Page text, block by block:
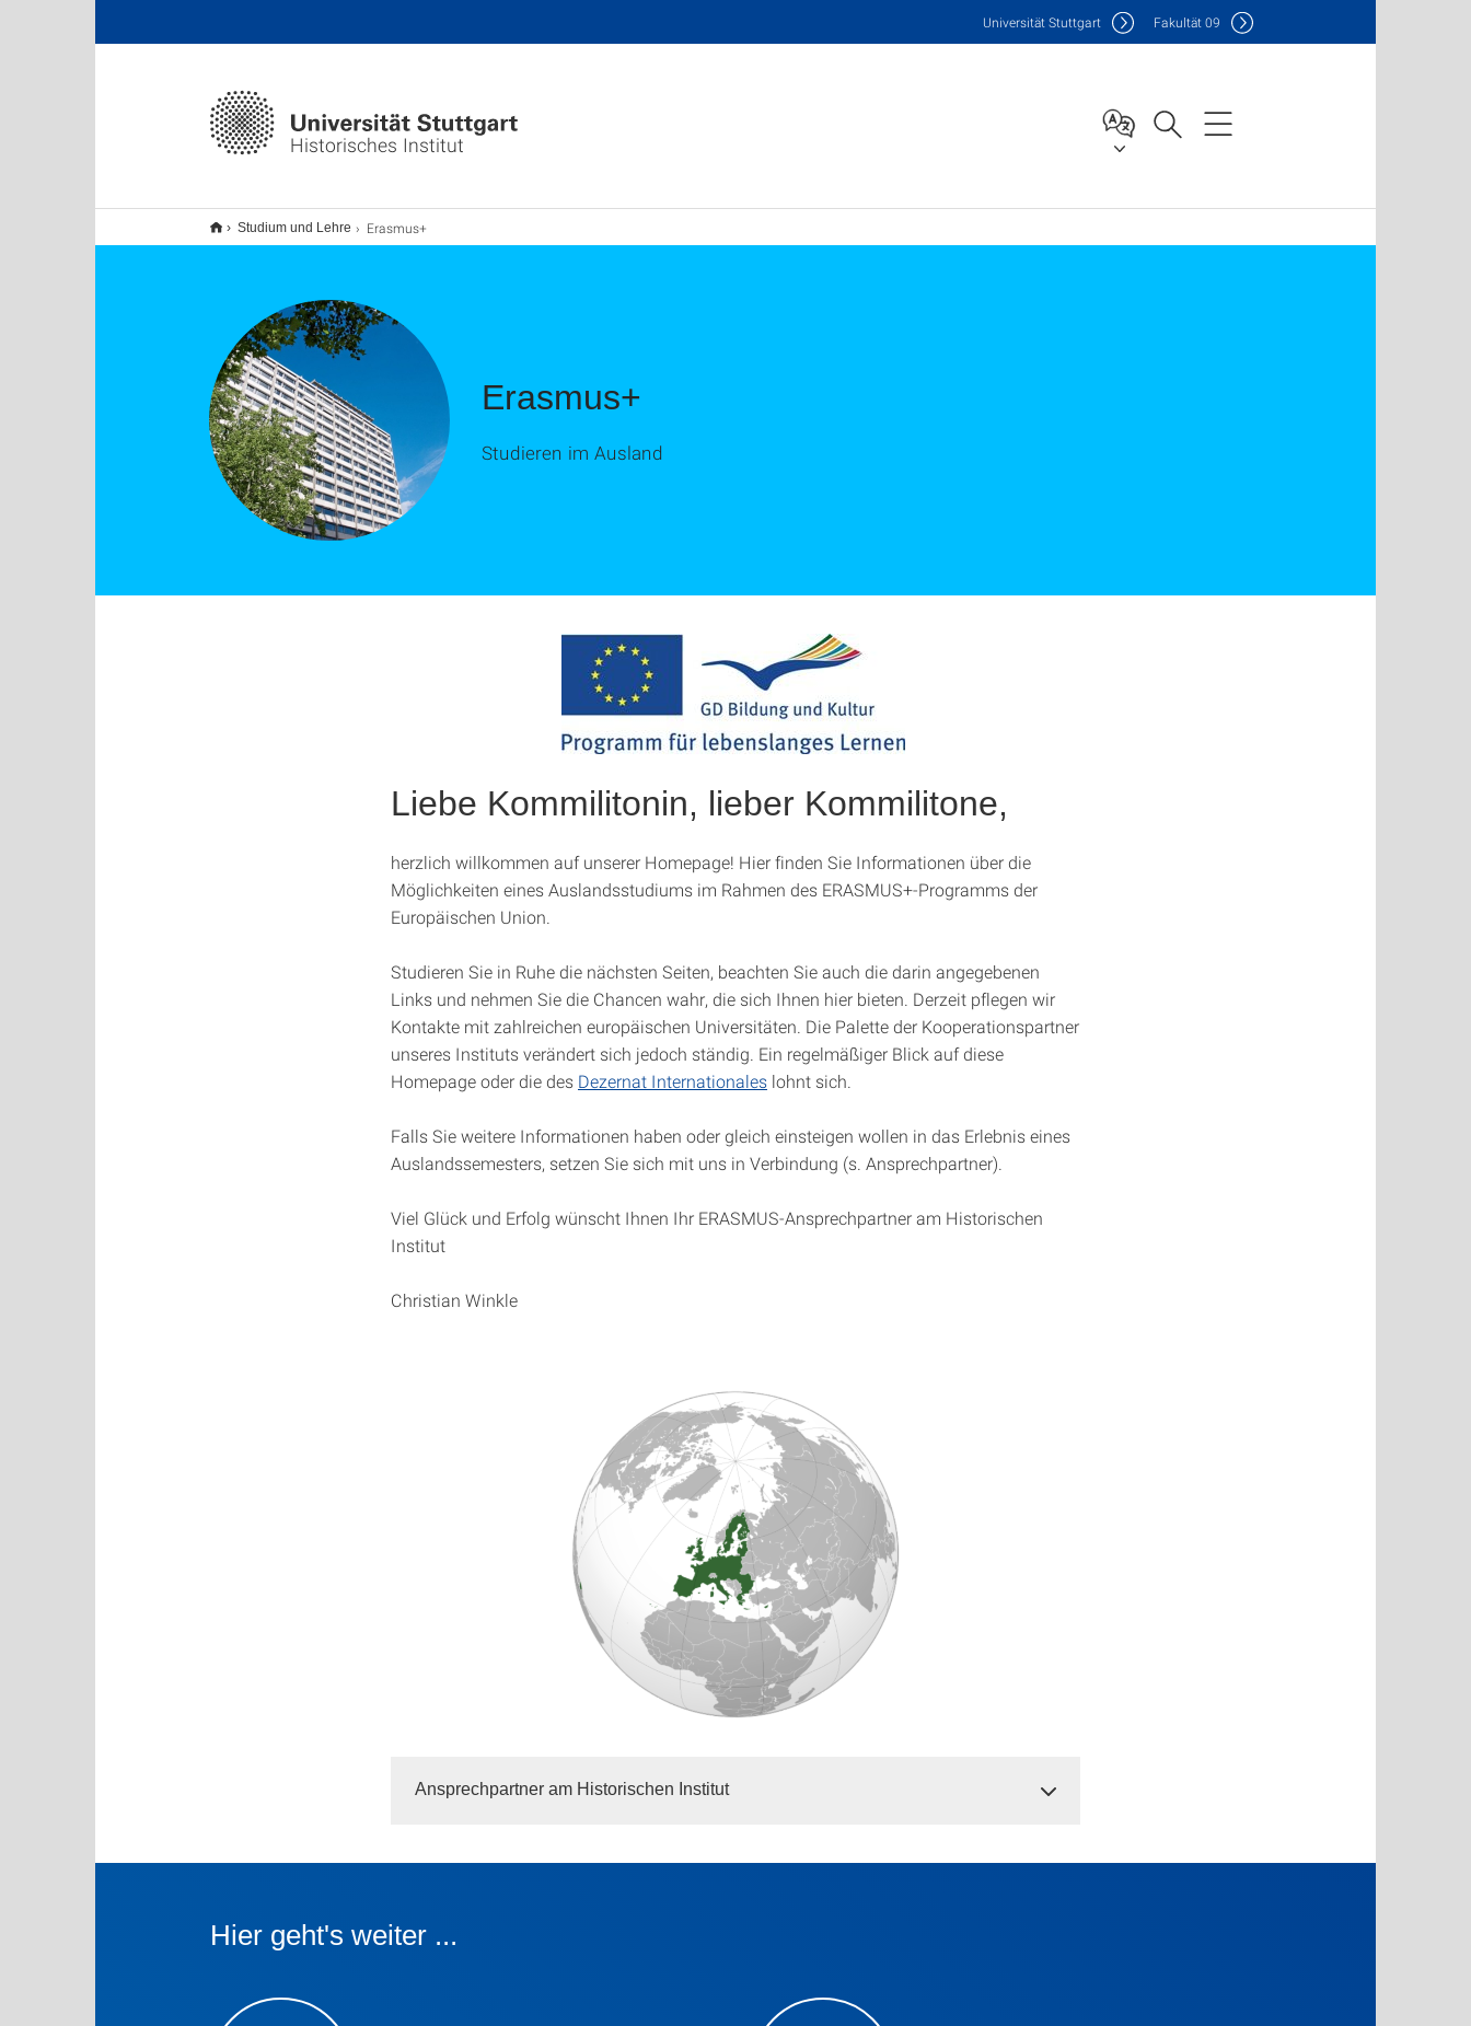
Historisches Institut
Universität Stuttgart Fakultät09
Studium und Lehre Erasmus+
Erasmus+
Studieren im Ausland
Liebe Kommilitonin, lieber Kommilitone,
herzlich willkommen auf unserer Homepage! Hier finden Sie Informationen über die
Möglichkeiten eines Auslandsstudiums im Rahmen des ERASMUS+-Programms der
Europäischen Union.
Studieren Sie in Ruhe die nächsten Seiten, beachten Sie auch die darin angegebenen
Links und nehmen Sie die Chancen wahr, die sich Ihnen hier bieten. Derzeit pflegen wir
Kontakte mit zahlreichen europäischen Universitäten. Die Palette der Kooperationspartner
unseres Instituts verändert sich jedoch ständig. Ein regelmäßiger Blick auf diese
Homepage oder die des Dezernat Internationales lohnt sich.
Falls Sie weitere Informationen haben oder gleich einsteigen wollen in das Erlebnis eines
Auslandssemesters, setzen Sie sich mit uns in Verbindung (s. Ansprechpartner).
Viel Glück und Erfolg wünscht Ihnen Ihr ERASMUS-Ansprechpartner am Historischen
Institut
Christian Winkle
Ansprechpartner am Historischen Institut
Hier geht's weiter ...